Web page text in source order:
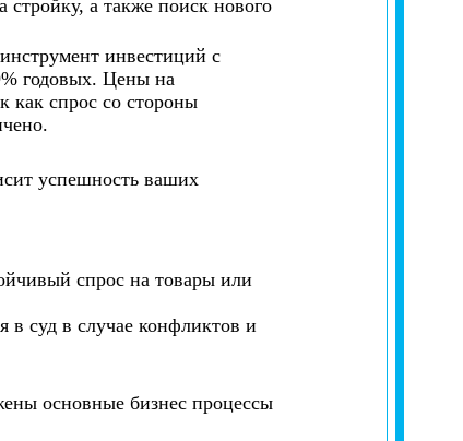
а также поиск нового
инвестиций с
годовых. Цены на
как спрос со стороны
успешность ваших
спрос на товары или
в суд в случае конфликтов и
основные бизнес процессы